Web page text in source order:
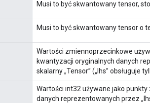
Musi to być skwantowany tensor,
Musi to być skwantowany tensor o
Wartości zmiennoprzecinkowe
kwantyzacji oryginalnych danych
skalarny „Tensor” („lhs” obsługuje
Wartości int32 używane jako
danych reprezentowanych przez